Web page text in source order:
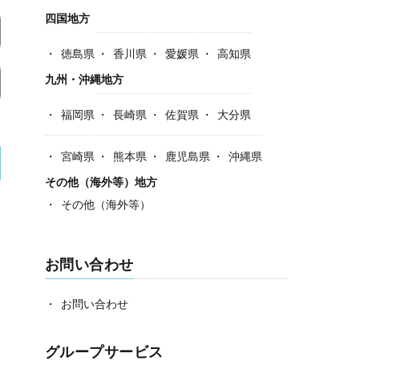
四国地方
徳島県 香川県 愛媛県
高知県
九州・沖縄地方
福岡県 長崎県 佐賀県 大分県
宮崎県 熊本県 鹿児島県
沖縄県
その他（海外等）地方
その他（海外等）
お問い合わせ
お問い合わせ
グループサービス